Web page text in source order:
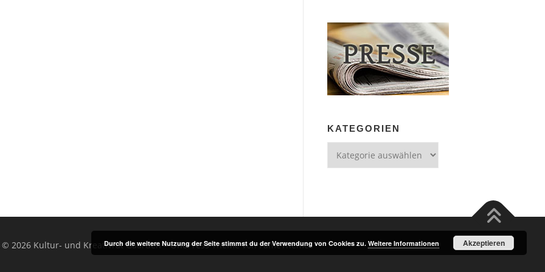
KATEGORIEN
© 2026 Kultur- und Kreativrat Gaarden–OnePressTheme von FameThemes
Durch die weitere Nutzung der Seite stimmst du der Verwendung von Cookies zu. Weitere Informationen Akzeptieren